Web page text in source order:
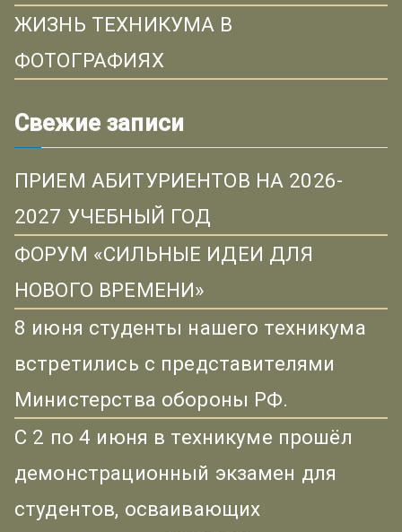
ЖИЗНЬ ТЕХНИКУМА В
ФОТОГРАФИЯХ
Свежие записи
ПРИЕМ АБИТУРИЕНТОВ НА 2026-
2027 УЧЕБНЫЙ ГОД
ФОРУМ «СИЛЬНЫЕ ИДЕИ ДЛЯ
НОВОГО ВРЕМЕНИ»
8 июня студенты нашего техникума
встретились с представителями
Министерства обороны РФ.
С 2 по 4 июня в техникуме прошёл
демонстрационный экзамен для
студентов, осваивающих